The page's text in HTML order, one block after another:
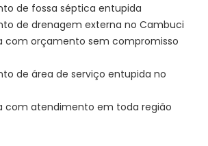
de fossa séptica entupida
de drenagem externa no Cambuci
com orçamento sem compromisso
de área de serviço entupida no
com atendimento em toda região